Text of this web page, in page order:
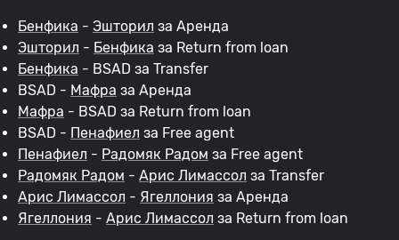
Бенфика - Эшторил за Аренда
Эшторил - Бенфика за Return from loan
Бенфика - BSAD за Transfer
BSAD - Мафра за Аренда
Мафра - BSAD за Return from loan
BSAD - Пенафиел за Free agent
Пенафиел - Радомяк Радом за Free agent
Радомяк Радом - Арис Лимассол за Transfer
Арис Лимассол - Ягеллония за Аренда
Ягеллония - Арис Лимассол за Return from loan